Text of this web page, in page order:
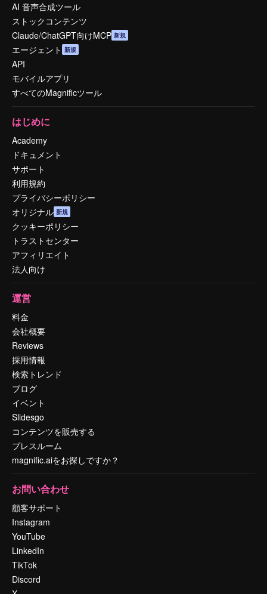
AI 音声合成ツール
ストックコンテンツ
Claude/ChatGPT向けMCP 新規
エージェント 新規
API
モバイルアプリ
すべてのMagnificツール
はじめに
Academy
ドキュメント
サポート
利用規約
プライバシーポリシー
オリジナル 新規
クッキーポリシー
トラストセンター
アフィリエイト
法人向け
運営
料金
会社概要
Reviews
採用情報
検索トレンド
ブログ
イベント
Slidesgo
コンテンツを販売する
プレスルーム
magnific.aiをお探しですか？
お問い合わせ
顧客サポート
Instagram
YouTube
LinkedIn
TikTok
Discord